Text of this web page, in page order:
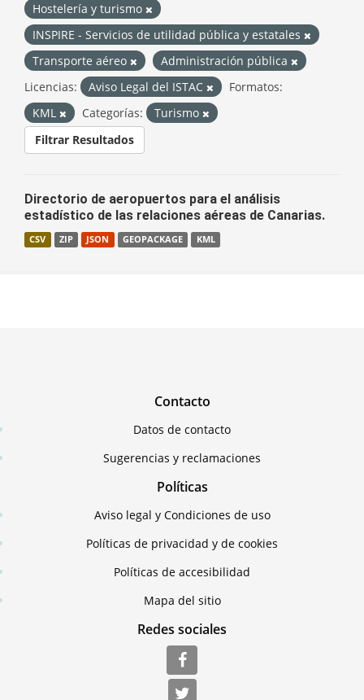
Hostelería y turismo
INSPIRE - Servicios de utilidad pública y estatales
Transporte aéreo
Administración pública
Licencias:
Aviso Legal del ISTAC
Formatos:
KML
Categorías:
Turismo
Filtrar Resultados
Directorio de aeropuertos para el análisis
estadístico de las relaciones aéreas de Canarias.
CSV ZIP JSON GEOPACKAGE KML
Contacto
Datos de contacto
Sugerencias y reclamaciones
Políticas
Aviso legal y Condiciones de uso
Políticas de privacidad y de cookies
Políticas de accesibilidad
Mapa del sitio
Redes sociales